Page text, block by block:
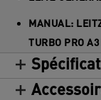
MANUAL:
TURBO PRO